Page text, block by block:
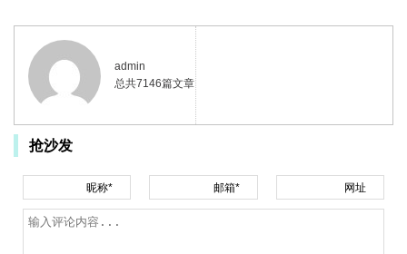
admin
总共7146篇文章
抢沙发
昵称* 邮箱* 网址